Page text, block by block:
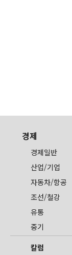
경제
경제일반
산업/기업
자동차/항공
조선/철강
유통
중기
칼럼